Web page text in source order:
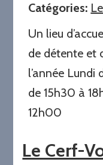
Catégories:
Un lieu
de détente et
l’année
de 15h30 à
12h00
Le Cerf-